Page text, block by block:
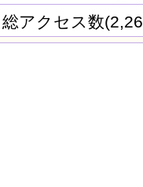
総アクセス数